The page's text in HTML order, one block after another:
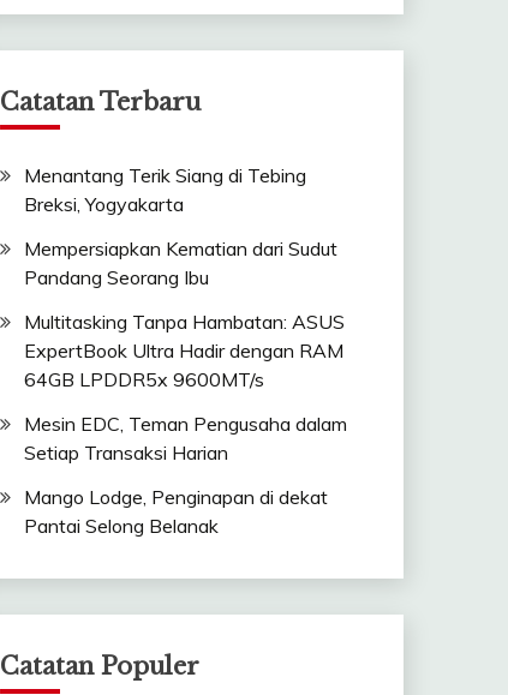
Catatan Terbaru
Menantang Terik Siang di Tebing
Breksi, Yogyakarta
Mempersiapkan Kematian dari Sudut
Pandang Seorang Ibu
Multitasking Tanpa Hambatan: ASUS
ExpertBook Ultra Hadir dengan RAM
64GB LPDDR5x 9600MT/s
Mesin EDC, Teman Pengusaha dalam
Setiap Transaksi Harian
Mango Lodge, Penginapan di dekat
Pantai Selong Belanak
Catatan Populer